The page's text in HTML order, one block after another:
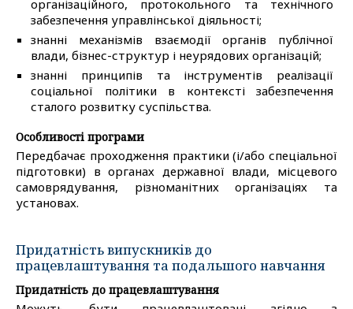
організаційного, протокольного та технічного
забезпечення управлінської діяльності;
знанні механізмів взаємодії органів публічної
влади, бізнес-структур і неурядових організацій;
знанні принципів та інструментів реалізації
соціальної політики в контексті забезпечення
сталого розвитку суспільства.
Особливості програми
Передбачає проходження практики (і/або спеціальної
підготовки) в органах державної влади, місцевого
самоврядування, різноманітних організаціях та
установах.
Придатність випускників до
працевлаштування та подальшого навчання
Придатність до працевлаштування